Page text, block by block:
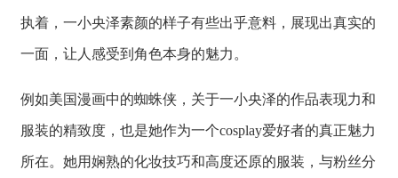
执着，一小央泽素颜的样子有些出乎意料，展现出真实的
一面，让人感受到角色本身的魅力。
例如美国漫画中的蜘蛛侠，关于一小央泽的作品表现力和
服装的精致度，也是她作为一个cosplay爱好者的真正魅力
所在。她用娴熟的化妆技巧和高度还原的服装，与粉丝分